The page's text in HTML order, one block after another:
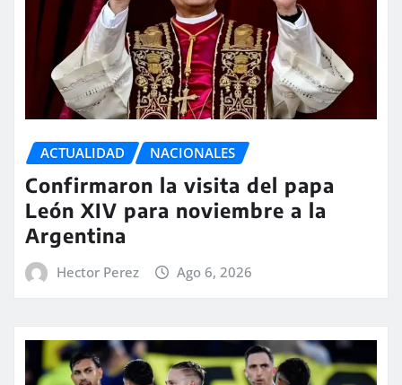
ACTUALIDAD NACIONALES
Confirmaron la visita del papa
León XIV para noviembre a la
Argentina
Hector Perez Ago 6, 2026